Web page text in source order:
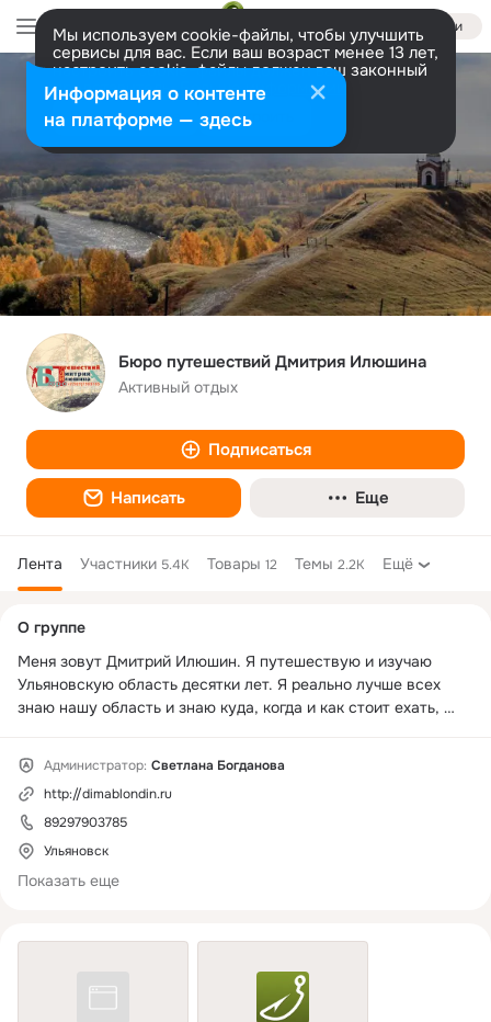
Войти
Мы используем cookie-файлы, чтобы улучшить
сервисы для вас. Если ваш возраст менее 13 лет,
настроить cookie-файлы должен ваш законный
представитель. Больше информации
Разрешить все Настроить
Бюро путешествий Дмитрия Илюшина
Активный отдых
Подписаться
Написать Еще
Лента Участники 5.4K Товары 12 Темы 2.2K Ещё
колонка
О группе
Меня зовут Дмитрий Илюшин. Я путешествую и изучаю
Ульяновскую область десятки лет. Я реально лучше всех
знаю нашу область и знаю куда, когда и как стоит ехать,
На наших страницах мы будем рассказывать об интересных
и малоизвестных местах, покажем реальные путешествия
по Ульяновской области и ,конечно, будем оповещать о
экскурсиях, по разработанным нами же маршрутам. Вы
сможете путешествовать с нами не только виртуально, но и
ТОЛЬКО СВОИМИ материалами и наработками.
Ульяновской области – присоединяйтесь к нашей группе.
Администратор: Светлана Богданова
http://dimablondin.ru
89297903785
Ульяновск
Показать еще
Информация о контенте
на платформе — здесь